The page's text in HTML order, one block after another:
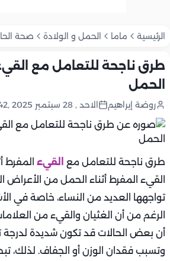
الرئيسية ماما الحمل و الولادة صحة
طرق ناجحة للتعامل مع
الحمل
روضة إبراهيم الاحد , 28 سبتمبر 2025 ,9:42 ص
طرق ناجحة للتعامل مع القيء المفرط
القيء المفرط أثناء الحمل من الأعراض
تواجهها العديد من النساء، خاصة في
الرغم من أن الغثيان والقيء من
أن بعض الحالات قد تكون شديدة لدرجة
وتسبب فقدان الوزن أو الجفاف. لذلك،